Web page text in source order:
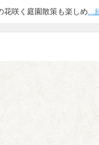
花咲く庭園散策も楽しめ...